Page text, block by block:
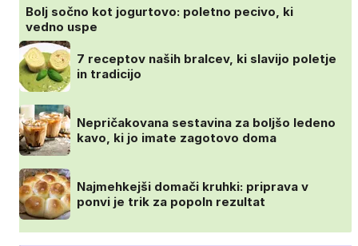
Bolj sočno kot jogurtovo: poletno pecivo, ki
vedno uspe
7 receptov naših bralcev, ki slavijo poletje
in tradicijo
Nepričakovana sestavina za boljšo ledeno
kavo, ki jo imate zagotovo doma
Najmehkejši domači kruhki: priprava v
ponvi je trik za popoln rezultat